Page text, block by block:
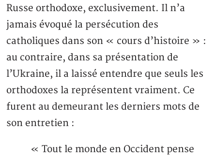
Russe orthodoxe, exclusivement. Il n’a
jamais évoqué la persécution des
catholiques dans son « cours d’histoire » :
au contraire, dans sa présentation de
l’Ukraine, il a laissé entendre que seuls les
orthodoxes la représentent vraiment. Ce
furent au demeurant les derniers mots de
son entretien :
« Tout le monde en Occident pense